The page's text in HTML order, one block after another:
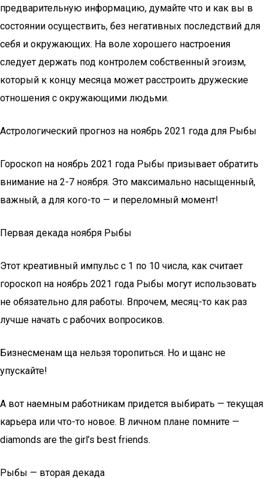
предварительную информацию, думайте что и как вы в
состоянии осуществить, без негативных последствий для
себя и окружающих. На воле хорошего настроения
следует держать под контролем собственный эгоизм,
который к концу месяца может расстроить дружеские
отношения с окружающими людьми.
Астрологический прогноз на ноябрь 2021 года для Рыбы
Гороскоп на ноябрь 2021 года Рыбы призывает обратить
внимание на 2-7 ноября. Это максимально насыщенный,
важный, а для кого-то — и переломный момент!
Первая декада ноября Рыбы
Этот креативный импульс с 1 по 10 числа, как считает
гороскоп на ноябрь 2021 года Рыбы могут использовать
не обязательно для работы. Впрочем, месяц-то как раз
лучше начать с рабочих вопросиков.
Бизнесменам ща нельзя торопиться. Но и щанс не
упускайте!
А вот наемным работникам придется выбирать — текущая
карьера или что-то новое. В личном плане помните —
diamonds are the girl’s best friends.
Рыбы — вторая декада